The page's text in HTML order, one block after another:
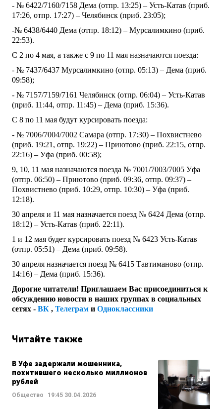
- № 6422/7160/7158 Дема (отпр. 13:25) – Усть-Катав (приб.
17:26, отпр. 17:27) – Челябинск (приб. 23:05);
-№ 6438/6440 Дема (отпр. 18:12) – Мурсалимкино (приб.
22:53).
С 2 по 4 мая, а также с 9 по 11 мая назначаются поезда:
- № 7437/6437 Мурсалимкино (отпр. 05:13) – Дема (приб.
09:58);
- № 7157/7159/7161 Челябинск (отпр. 06:04) – Усть-Катав
(приб. 11:44, отпр. 11:45) – Дема (приб. 15:36).
С 8 по 11 мая будут курсировать поезда:
- № 7006/7004/7002 Самара (отпр. 17:30) – Похвистнево
(приб. 19:21, отпр. 19:22) – Приютово (приб. 22:15, отпр.
22:16) – Уфа (приб. 00:58);
9, 10, 11 мая назначаются поезда № 7001/7003/7005 Уфа
(отпр. 06:50) – Приютово (приб. 09:36, отпр. 09:37) –
Похвистнево (приб. 10:29, отпр. 10:30) – Уфа (приб.
12:18).
30 апреля и 11 мая назначается поезд № 6424 Дема (отпр.
18:12) – Усть-Катав (приб. 22:11).
1 и 12 мая будет курсировать поезд № 6423 Усть-Катав
(отпр. 05:51) – Дема (приб. 09:58).
30 апреля назначается поезд № 6415 Тавтиманово (отпр.
14:16) – Дема (приб. 15:36).
Дорогие читатели! Приглашаем Вас присоединиться к
обсуждению новости в наших группах в социальных
сетях - ВК , Телеграм и Одноклассники
Читайте также
В Уфе задержали мошенника,
похитившего несколько миллионов
рублей
Общество 19:45 30.04.2026